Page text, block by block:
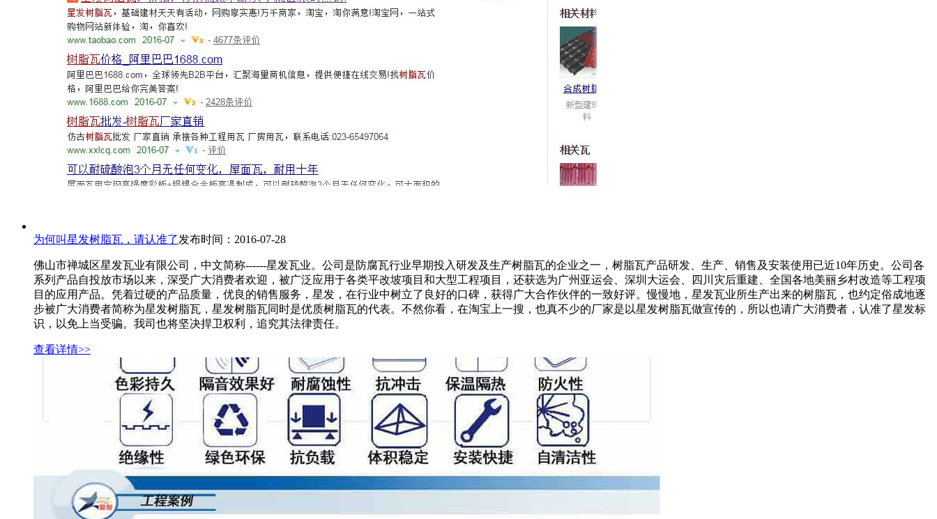
为何叫星发树脂瓦，请认准了发布时间：2016-07-28
佛山市禅城区星发瓦业有限公司，中文简称------星发瓦业。公司是防腐瓦行业早期投入研发及生产树脂瓦的企业之一，树脂瓦产品研发、生产、销售及安装使用已近10年历史。公司各
系列产品自投放市场以来，深受广大消费者欢迎，被广泛应用于各类平改坡项目和大型工程项目，还获选为广州亚运会、深圳大运会、四川灾后重建、全国各地美丽乡村改造等工程项
目的应用产品。凭着过硬的产品质量，优良的销售服务，星发，在行业中树立了良好的口碑，获得广大合作伙伴的一致好评。慢慢地，星发瓦业所生产出来的树脂瓦，也约定俗成地逐
步被广大消费者简称为星发树脂瓦，星发树脂瓦同时是优质树脂瓦的代表。不然你看，在淘宝上一搜，也真不少的厂家是以星发树脂瓦做宣传的，所以也请广大消费者，认准了星发标
识，以免上当受骗。我司也将坚决捍卫权利，追究其法律责任。
查看详情>>